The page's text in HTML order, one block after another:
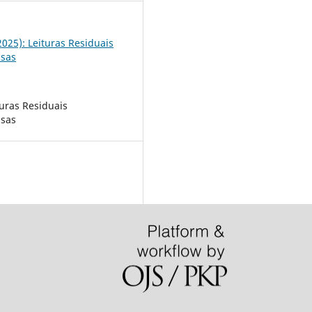
Leituras Residuais
Residuais